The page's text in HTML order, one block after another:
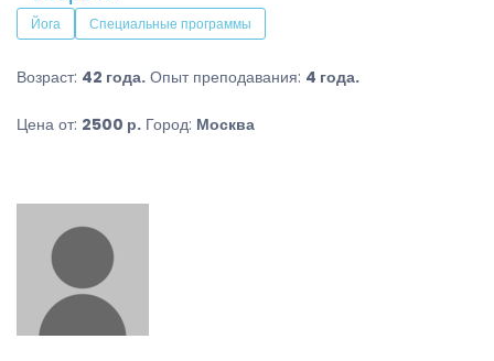
Йога Специальные программы
Возраст: 42 года. Опыт преподавания: 4 года.
Цена от: 2500 р. Город: Москва